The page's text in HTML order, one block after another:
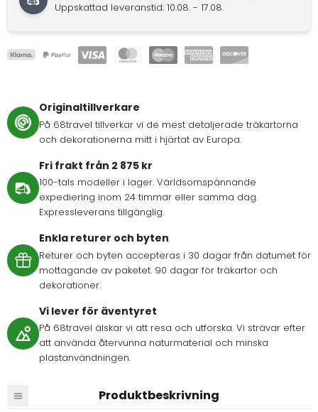
Uppskattad leveranstid: 10.08. - 17.08.
Originaltillverkare
På 68travel tillverkar vi de mest detaljerade träkartorna
och dekorationerna mitt i hjärtat av Europa.
Fri frakt från 2 875 kr
100-tals modeller i lager. Världsomspännande
expediering inom 24 timmar eller samma dag.
Expressleverans tillgänglig.
Enkla returer och byten
Returer och byten accepteras i 30 dagar från datumet för
mottagande av paketet. 90 dagar för träkartor och
dekorationer.
Vi lever för äventyret
På 68travel älskar vi att resa och utforska. Vi strävar efter
att använda återvunna naturmaterial och minska
plastanvändningen.
Produktbeskrivning